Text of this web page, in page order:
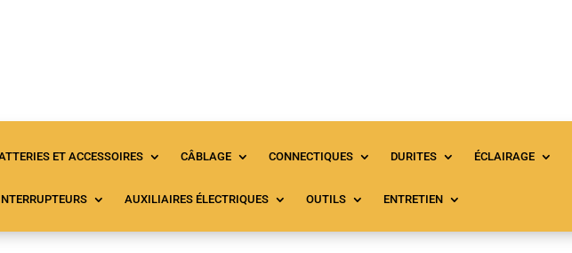
ET ACCESSOIRES CÂBLAGE CONNECTIQUES DURITES ÉCLAIRAGE
AUXILIAIRES ÉLECTRIQUES OUTILS ENTRETIEN